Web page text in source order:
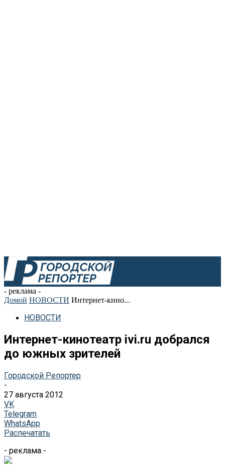
- реклама -
Домой НОВОСТИ Интернет-кино...
НОВОСТИ
Интернет-кинотеатр ivi.ru добрался
до южных зрителей
Городской Репортер
-
27 августа 2012
VK
Telegram
WhatsApp
Распечатать
- реклама -